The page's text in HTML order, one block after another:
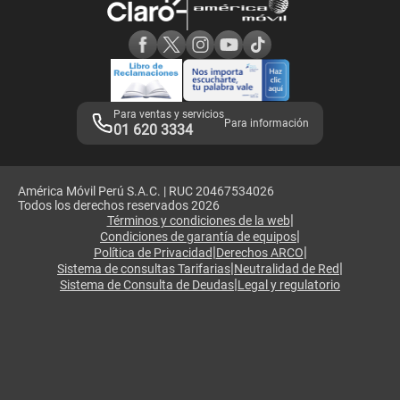
Adquirientes iPhone 6, 6S y SE
Mensaje de Seguridad
Términos y Condiciones de Tienda Claro
Libro de Reclamaciones
Legales de marketplace
Para ventas y servicios
01 620 3334 Para información
América Móvil Perú S.A.C. | RUC 20467534026
Todos los derechos reservados 2026
Términos y condiciones de la web|
Condiciones de garantía de equipos|
Política de Privacidad|Derechos ARCO|
Sistema de consultas Tarifarias|Neutralidad de Red|
Sistema de Consulta de Deudas|Legal y regulatorio